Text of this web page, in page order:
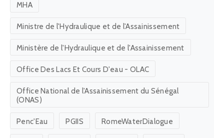
MHA
Ministre de l'Hydraulique et de l'Assainissement
Ministère de l'Hydraulique et de l'Assainissement
Office Des Lacs Et Cours D'eau - OLAC
Office National de l'Assainissement du Sénégal
(ONAS)
Penc'Eau PGIIS RomeWaterDialogue